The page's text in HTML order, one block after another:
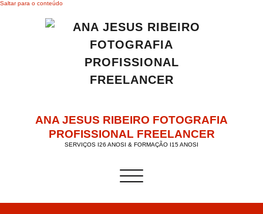
Saltar para o conteúdo
ANA JESUS RIBEIRO FOTOGRAFIA
PROFISSIONAL FREELANCER
SERVIÇOS I26 ANOSI & FORMAÇÃO I15 ANOSI
Alternar a navegação